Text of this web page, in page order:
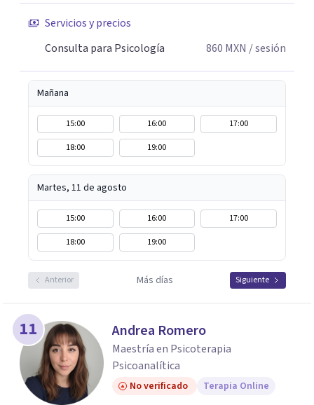
Servicios y precios
Consulta para Psicología
860 MXN / sesión
Mañana
15:00 16:00
17:00
18:00
19:00
Martes, 11 de agosto
15:00 16:00
17:00
18:00
19:00
Anterior Más días Siguiente
11 Andrea Romero
Maestría en Psicoterapia
Psicoanalítica
No verificado Terapia Online